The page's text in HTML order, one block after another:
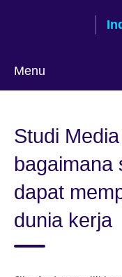
Menu
Studi
bagaimana
dapat
dunia kerja